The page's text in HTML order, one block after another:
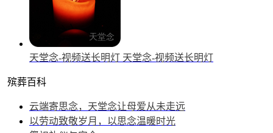
天堂念-视频送长明灯 天堂念-视频送长明灯
殡葬百科
云端寄思念，天堂念让母爱从未走远
以劳动致敬岁月，以思念温暖时光